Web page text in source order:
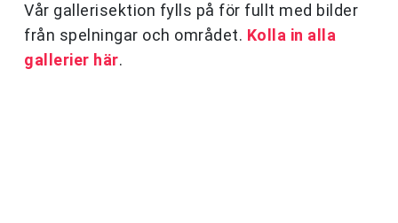
Vår gallerisektion fylls på för fullt med bilder
från spelningar och området. Kolla in alla
gallerier här.